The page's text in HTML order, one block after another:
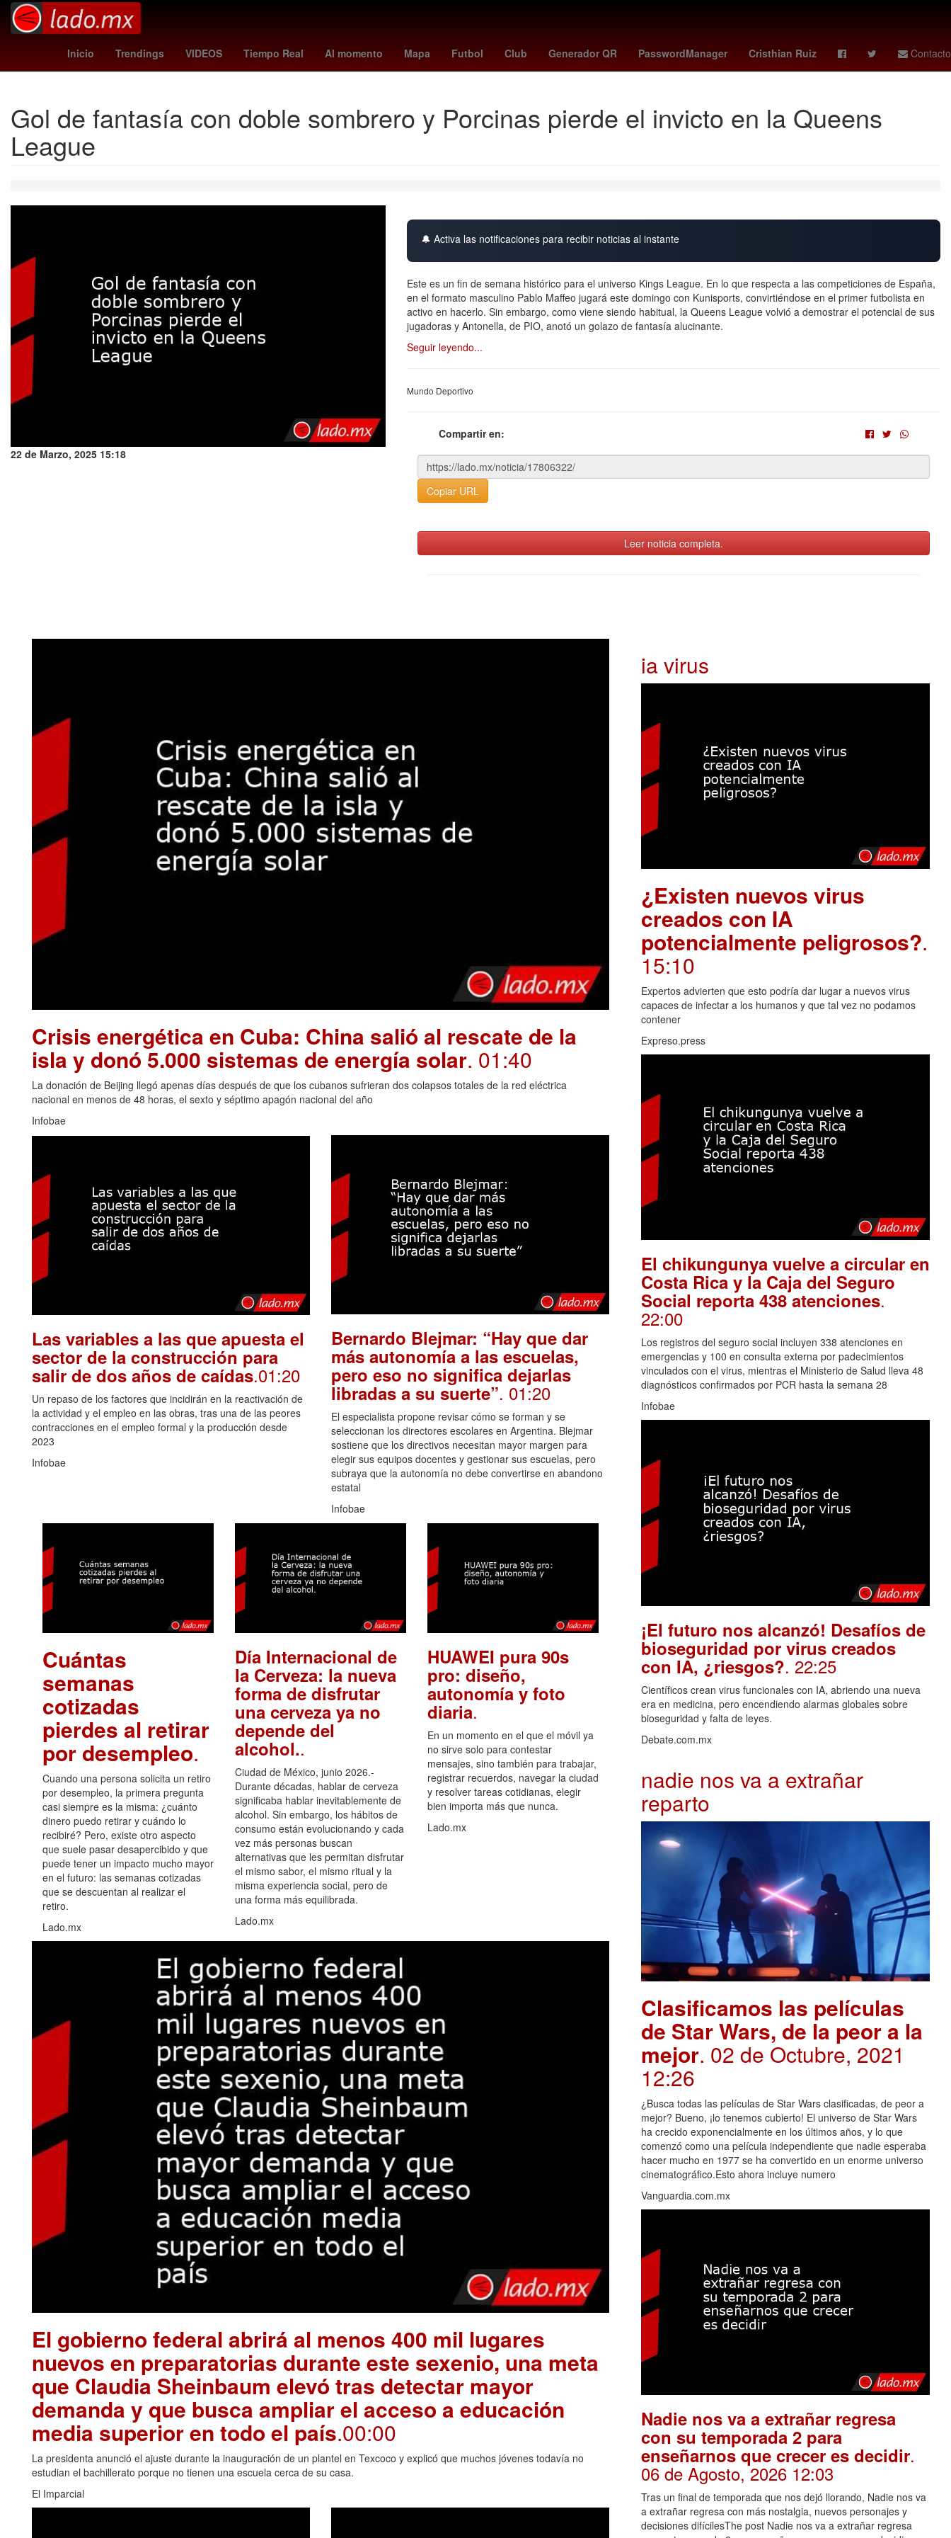
Inicio Trendings VIDEOS Tiempo Real Al momento Mapa Futbol Club Generador QR PasswordManager Cristhian Ruiz Contacto
Litio Agresión phillies 26 de marzo toluca vs santos Germán Berterame Rogelio Funes Mori mexico vs Star Wars Puebla de Zaragoza
Gol de fantasía con doble sombrero y Porcinas pierde el invicto en la Queens
League
22 de Marzo, 2025 15:18
🔔 Activa las notificaciones para recibir noticias al instante
Este es un fin de semana histórico para el universo Kings League. En lo que respecta a las competiciones de España,
en el formato masculino Pablo Maffeo jugará este domingo con Kunisports, convirtiéndose en el primer futbolista en
activo en hacerlo. Sin embargo, como viene siendo habitual, la Queens League volvió a demostrar el potencial de sus
jugadoras y Antonella, de PIO, anotó un golazo de fantasía alucinante.
Seguir leyendo...
Mundo Deportivo
Compartir en:
Copiar URL
Leer noticia completa.
Crisis energética en Cuba: China salió al rescate de la
isla y donó 5.000 sistemas de energía solar. 01:40
La donación de Beijing llegó apenas días después de que los cubanos sufrieran dos colapsos totales de la red eléctrica
nacional en menos de 48 horas, el sexto y séptimo apagón nacional del año
Infobae
Las variables a las que apuesta el
sector de la construcción para
salir de dos años de caídas.01:20
Un repaso de los factores que incidirán en la reactivación de
la actividad y el empleo en las obras, tras una de las peores
contracciones en el empleo formal y la producción desde
2023
Infobae
Bernardo Blejmar: “Hay que dar
más autonomía a las escuelas,
pero eso no significa dejarlas
libradas a su suerte”. 01:20
El especialista propone revisar cómo se forman y se
seleccionan los directores escolares en Argentina. Blejmar
sostiene que los directivos necesitan mayor margen para
elegir sus equipos docentes y gestionar sus escuelas, pero
subraya que la autonomía no debe convertirse en abandono
estatal
Infobae
Cuántas
semanas
cotizadas
pierdes al retirar
por desempleo.
Cuando una persona solicita un retiro
por desempleo, la primera pregunta
casi siempre es la misma: ¿cuánto
dinero puedo retirar y cuándo lo
recibiré? Pero, existe otro aspecto
que suele pasar desapercibido y que
puede tener un impacto mucho mayor
en el futuro: las semanas cotizadas
que se descuentan al realizar el
retiro.
Lado.mx
Día Internacional de
la Cerveza: la nueva
forma de disfrutar
una cerveza ya no
depende del
alcohol..
Ciudad de México, junio 2026.-
Durante décadas, hablar de cerveza
significaba hablar inevitablemente de
alcohol. Sin embargo, los hábitos de
consumo están evolucionando y cada
vez más personas buscan
alternativas que les permitan disfrutar
el mismo sabor, el mismo ritual y la
misma experiencia social, pero de
una forma más equilibrada.
Lado.mx
HUAWEI pura 90s
pro: diseño,
autonomía y foto
diaria.
En un momento en el que el móvil ya
no sirve solo para contestar
mensajes, sino también para trabajar,
registrar recuerdos, navegar la ciudad
y resolver tareas cotidianas, elegir
bien importa más que nunca.
Lado.mx
El gobierno federal abrirá al menos 400 mil lugares
nuevos en preparatorias durante este sexenio, una meta
que Claudia Sheinbaum elevó tras detectar mayor
demanda y que busca ampliar el acceso a educación
media superior en todo el país.00:00
La presidenta anunció el ajuste durante la inauguración de un plantel en Texcoco y explicó que muchos jóvenes todavía no
estudian el bachillerato porque no tienen una escuela cerca de su casa.
El Imparcial
ia virus
¿Existen nuevos virus
creados con IA
potencialmente peligrosos?.
15:10
Expertos advierten que esto podría dar lugar a nuevos virus
capaces de infectar a los humanos y que tal vez no podamos
contener
Expreso.press
El chikungunya vuelve a circular en
Costa Rica y la Caja del Seguro
Social reporta 438 atenciones.
22:00
Los registros del seguro social incluyen 338 atenciones en
emergencias y 100 en consulta externa por padecimientos
vinculados con el virus, mientras el Ministerio de Salud lleva 48
diagnósticos confirmados por PCR hasta la semana 28
Infobae
¡El futuro nos alcanzó! Desafíos de
bioseguridad por virus creados
con IA, ¿riesgos?. 22:25
Científicos crean virus funcionales con IA, abriendo una nueva
era en medicina, pero encendiendo alarmas globales sobre
bioseguridad y falta de leyes.
Debate.com.mx
nadie nos va a extrañar
reparto
Clasificamos las películas
de Star Wars, de la peor a la
mejor. 02 de Octubre, 2021
12:26
¿Busca todas las películas de Star Wars clasificadas, de peor a
mejor? Bueno, ¡lo tenemos cubierto! El universo de Star Wars
ha crecido exponencialmente en los últimos años, y lo que
comenzó como una película independiente que nadie esperaba
hacer mucho en 1977 se ha convertido en un enorme universo
cinematográfico.Esto ahora incluye numero
Vanguardia.com.mx
Nadie nos va a extrañar regresa
con su temporada 2 para
enseñarnos que crecer es decidir.
06 de Agosto, 2026 12:03
Tras un final de temporada que nos dejó llorando, Nadie nos va
a extrañar regresa con más nostalgia, nuevos personajes y
decisiones difícilesThe post Nadie nos va a extrañar regresa